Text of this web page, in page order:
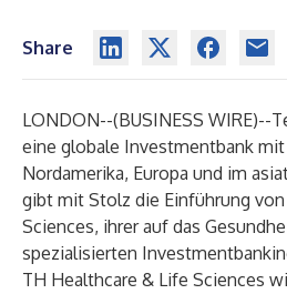
Share
LONDON--(BUSINESS WIRE)--
eine globale Investmentbank
Nordamerika, Europa und im
gibt mit Stolz die Einführung von
Sciences, ihrer auf das
spezialisierten
TH Healthcare & Life Sciences